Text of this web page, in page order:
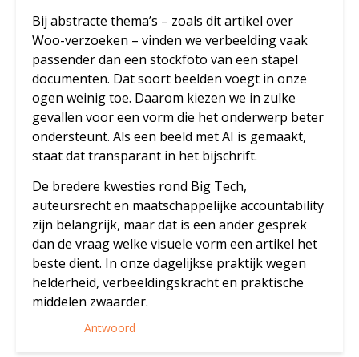
Bij abstracte thema’s – zoals dit artikel over
Woo-verzoeken – vinden we verbeelding vaak
passender dan een stockfoto van een stapel
documenten. Dat soort beelden voegt in onze
ogen weinig toe. Daarom kiezen we in zulke
gevallen voor een vorm die het onderwerp beter
ondersteunt. Als een beeld met AI is gemaakt,
staat dat transparant in het bijschrift.
De bredere kwesties rond Big Tech,
auteursrecht en maatschappelijke accountability
zijn belangrijk, maar dat is een ander gesprek
dan de vraag welke visuele vorm een artikel het
beste dient. In onze dagelijkse praktijk wegen
helderheid, verbeeldingskracht en praktische
middelen zwaarder.
Antwoord